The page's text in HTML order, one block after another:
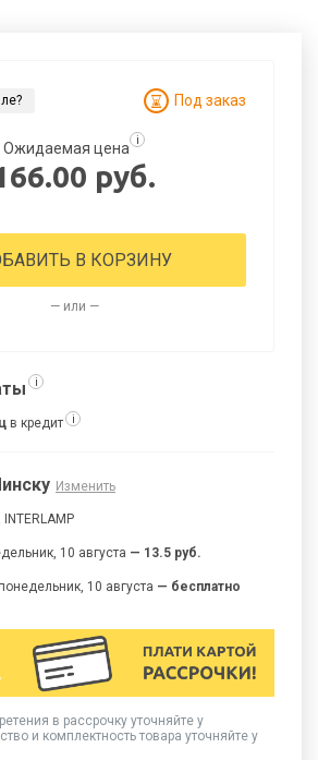
Под заказ
Ожидаемая цена i
руб.
В КОРЗИНУ
— или —
i
в кредит i
Изменить
10 августа — 13.5 руб.
10 августа — бесплатно
в рассрочку уточняйте у
и комплектность товара уточняйте у